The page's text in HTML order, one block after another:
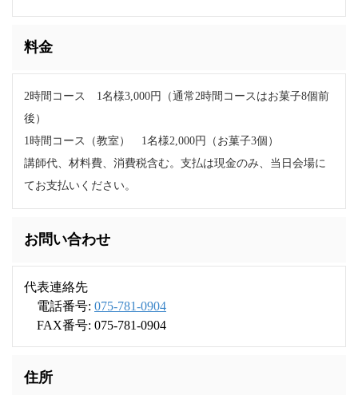
料金
2時間コース 1名様3,000円（通常2時間コースはお菓子8個前
後）
1時間コース（教室） 1名様2,000円（お菓子3個）
講師代、材料費、消費税含む。支払は現金のみ、当日会場に
てお支払いください。
お問い合わせ
代表連絡先
電話番号: 075-781-0904
FAX番号: 075-781-0904
住所